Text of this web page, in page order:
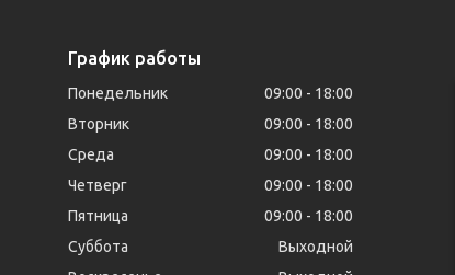
График работы
Понедельник 09:00
18:00
Вторник
09:00
18:00
Среда
09:00
18:00
Четверг
09:00
18:00
Пятница
09:00
18:00
Суббота
Выходной